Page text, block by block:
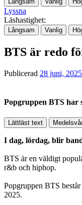
Lyssna
Läshastighet:
Långsam Vanlig
BTS är redo
Publicerad 28 juni, 2025
Popgruppen BTS har
Lättläst text
I dag, lördag, blir
BTS är en väldigt
r&b och hiphop.
Popgruppen BTS
2025.